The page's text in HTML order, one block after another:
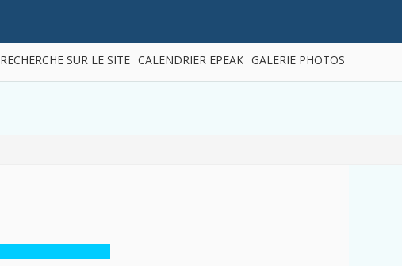
RECHERCHE SUR LE SITE CALENDRIER EPEAK GALERIE PHOTOS